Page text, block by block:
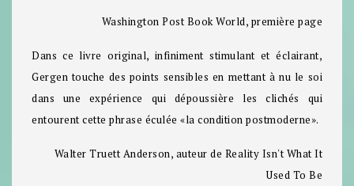
Washington Post Book World, première page
Dans ce livre original, infiniment stimulant et éclairant,
Gergen touche des points sensibles en mettant à nu le soi
dans une expérience qui dépoussière les clichés qui
entourent cette phrase éculée «la condition postmoderne».
Walter Truett Anderson, auteur de Reality Isn't What It
Used To Be